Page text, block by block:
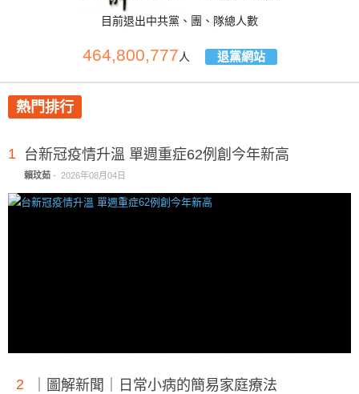
目前退出中共黨、團、隊總人數
464,800,777人 退黨網站
熱門排行
1 台新冠疫情升溫 單週重症62例創今年新高
賴玟茹 - 2026年08月04日
2 ｜圖解新聞｜日常小病的簡易家庭療法